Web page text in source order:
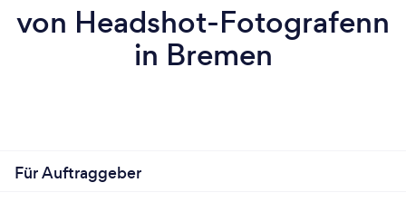
von Headshot-Fotografenn
in Bremen
Für Auftraggeber